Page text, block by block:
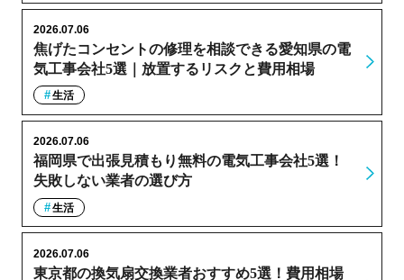
焦げたコンセントの修理を相談できる愛知県の電
気工事会社5選｜放置するリスクと費用相場
2026.07.06
生活
福岡県で出張見積もり無料の電気工事会社5選！
失敗しない業者の選び方
2026.07.06
生活
東京都の換気扇交換業者おすすめ5選！費用相場
2026.07.06